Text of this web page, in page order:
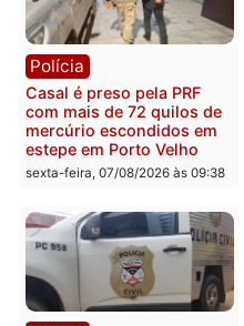
Polícia
2 MILHÕES – Unnesa
que comprovam
transparência e legalidade
na operação alvo da PF
sexta-feira, 07/08/2026 às 12:24